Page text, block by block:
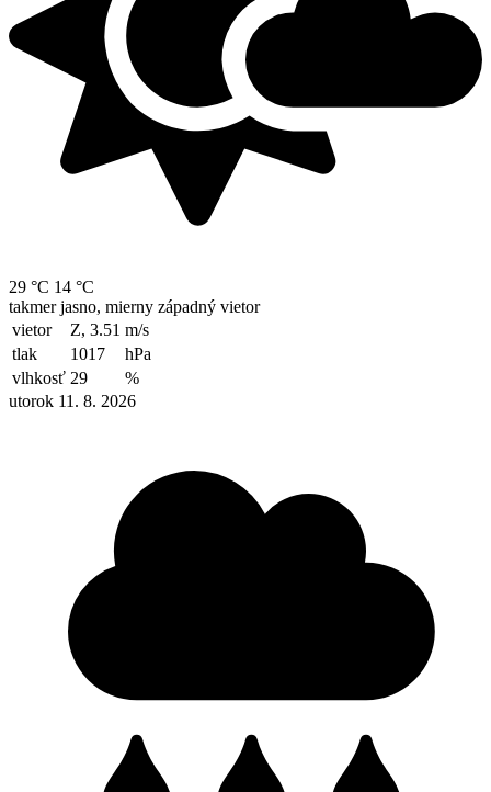
29 °C 14 °C
takmer jasno, mierny západný vietor
vietor
Z, 3.51 m/s
tlak
1017
hPa
vlhkosť 29
%
utorok 11. 8. 2026